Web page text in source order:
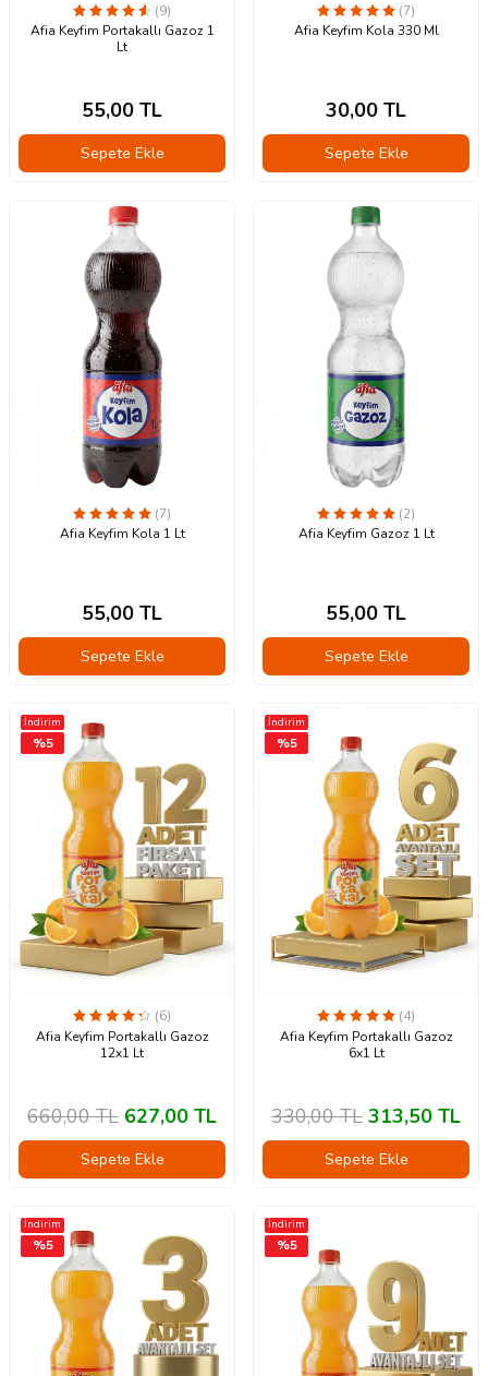
(9)
Afia Keyfim Portakallı Gazoz 1
Lt
55,00 TL
Sepete Ekle
(7)
Afia Keyfim Kola 330 Ml
30,00 TL
Sepete Ekle
(7)
Afia Keyfim Kola 1 Lt
55,00 TL
Sepete Ekle
(2)
Afia Keyfim Gazoz 1 Lt
55,00 TL
Sepete Ekle
İndirim
%5
(6)
Afia Keyfim Portakallı Gazoz
12x1 Lt
660,00TL 627,00 TL
Sepete Ekle
İndirim
%5
(4)
Afia Keyfim Portakallı Gazoz
6x1 Lt
330,00TL 313,50 TL
Sepete Ekle
İndirim
%5
İndirim
%5